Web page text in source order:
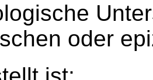
oder